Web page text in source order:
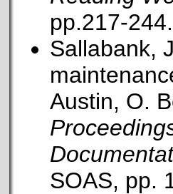
pp.217-
Sallabank,
Austin, O.
SOAS, pp.